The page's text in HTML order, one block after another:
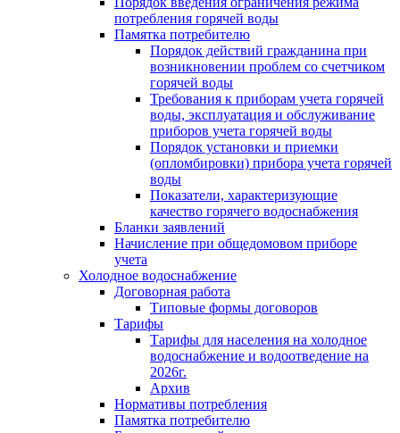
потребления горячей воды
Памятка потребителю
Порядок действий гражданина при
возникновении проблем со счетчиком
горячей воды
Требования к приборам учета горячей
воды, эксплуатация и обслуживание
приборов учета горячей воды
Порядок установки и приемки
(опломбировки) прибора учета горячей
воды
Показатели, характеризующие
качество горячего водоснабжения
Бланки заявлений
Начисление при общедомовом приборе
учета
Холодное водоснабжение
Договорная работа
Типовые формы договоров
Тарифы
Тарифы для населения на холодное
водоснабжение и водоотведение на
2026г.
Архив
Нормативы потребления
Памятка потребителю